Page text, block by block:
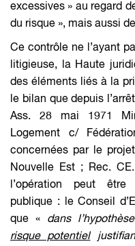
excessives » au regard
du risque », mais aussi
Ce contrôle ne l’ayant
litigieuse, la Haute
des éléments liés à la
le bilan que depuis
Ass. 28 mai 1971
Logement c/
concernées par le
Nouvelle Est ; Rec. CE.
l’opération peut être
publique : le Conseil
que « dans
risque potentiel